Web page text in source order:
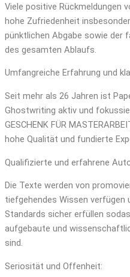
Viele positive Rückmeldungen
hohe Zufriedenheit
pünktlichen Abgabe sowie der
des gesamten Ablaufs.
Umfangreiche Erfahrung und
Seit mehr als 26 Jahren ist
Ghostwriting aktiv und
GESCHENK FÜR
hohe Qualität und fundierte
Qualifizierte und erfahrene
Die Texte werden von
tiefgehendes Wissen verfügen
Standards sicher erfüllen
aufgebaute und
sind.
Seriosität und Offenheit: